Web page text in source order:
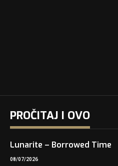
PROČITAJ I OVO
Lunarite – Borrowed Time
08/07/2026